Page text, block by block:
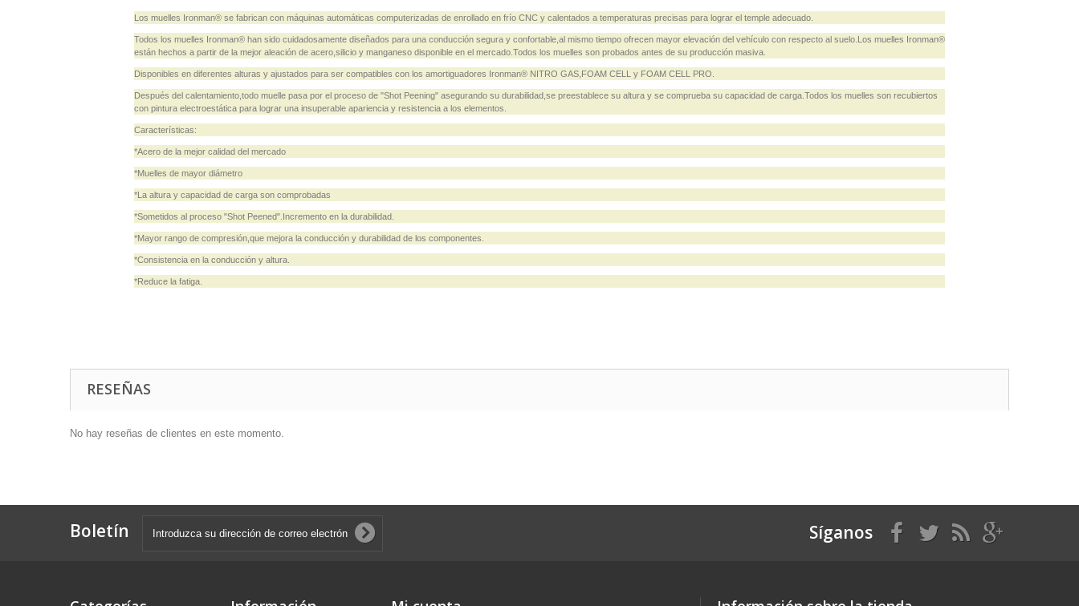
Los muelles Ironman® se fabrican con máquinas automáticas computerizadas de enrollado en frío CNC y calentados a temperaturas precisas para lograr el temple adecuado.
Todos los muelles Ironman® han sido cuidadosamente diseñados para una conducción segura y confortable,al mismo tiempo ofrecen mayor elevación del vehículo con respecto al suelo.Los muelles Ironman®
están hechos a partir de la mejor aleación de acero,silicio y manganeso disponible en el mercado.Todos los muelles son probados antes de su producción masiva.
Disponibles en diferentes alturas y ajustados para ser compatibles con los amortiguadores Ironman® NITRO GAS,FOAM CELL y FOAM CELL PRO.
Después del calentamiento,todo muelle pasa por el proceso de "Shot Peening" asegurando su durabilidad,se preestablece su altura y se comprueba su capacidad de carga.Todos los muelles son recubiertos
con pintura electroestática para lograr una insuperable apariencia y resistencia a los elementos.
Características:
*Acero de la mejor calidad del mercado
*Muelles de mayor diámetro
*La altura y capacidad de carga son comprobadas
*Sometidos al proceso "Shot Peened".Incremento en la durabilidad.
*Mayor rango de compresión,que mejora la conducción y durabilidad de los componentes.
*Consistencia en la conducción y altura.
*Reduce la fatiga.
RESEÑAS
No hay reseñas de clientes en este momento.
Boletín Síganos